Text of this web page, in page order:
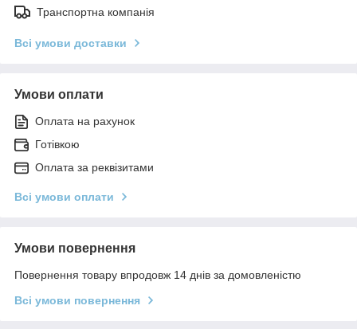
Транспортна компанія
Всі умови доставки
Умови оплати
Оплата на рахунок
Готівкою
Оплата за реквізитами
Всі умови оплати
Умови повернення
Повернення товару впродовж 14 днів за домовленістю
Всі умови повернення